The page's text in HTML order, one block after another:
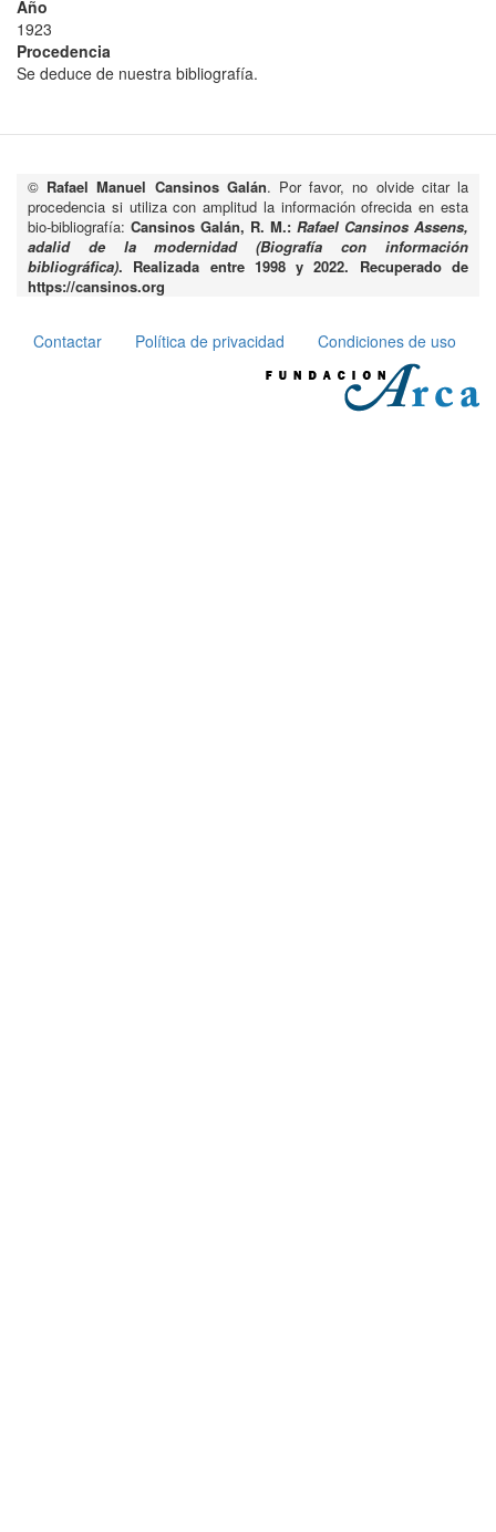
Año
1923
Procedencia
Se deduce de nuestra bibliografía.
© Rafael Manuel Cansinos Galán. Por favor, no olvide citar la
procedencia si utiliza con amplitud la información ofrecida en esta
bio-bibliografía: Cansinos Galán, R. M.: Rafael Cansinos Assens,
adalid de la modernidad (Biografía con información
bibliográfica). Realizada entre 1998 y 2022. Recuperado de
https://cansinos.org
Pie
Contactar Política de privacidad Condiciones de uso